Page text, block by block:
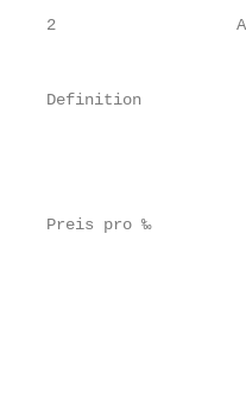
2
Definition
Preis pro ‰